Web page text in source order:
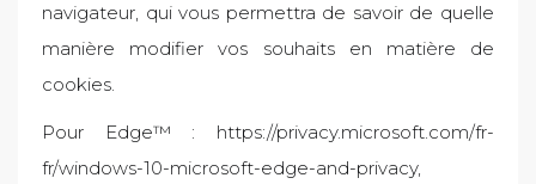
navigateur, qui vous permettra de savoir de quelle
manière modifier vos souhaits en matière de
cookies.
Pour Edge™ : https://privacy.microsoft.com/fr-
fr/windows-10-microsoft-edge-and-privacy,